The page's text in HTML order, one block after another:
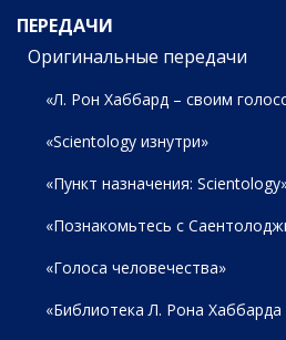
ПЕРЕДАЧИ
Оригинальные передачи
«Л. Рон Хаббард – своим
«Scientology изнутри»
«Пункт назначения:
«Познакомьтесь с
«Голоса человечества»
«Библиотека Л. Рона Хаббарда